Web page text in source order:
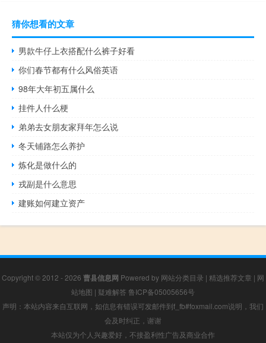
猜你想看的文章
男款牛仔上衣搭配什么裤子好看
你们春节都有什么风俗英语
98年大年初五属什么
挂件人什么梗
弟弟去女朋友家拜年怎么说
冬天铺路怎么养护
炼化是做什么的
戎副是什么意思
建账如何建立资产
Copyright © 2012 - 2026 曹县信息网 Powered by 网站分类目录 | 精选推荐文章 | 网
站地图 | 疑难解答 鲁ICP备05005656号
声明：本站内容来自互联网，如信息有错误可发邮件到f_fb#foxmail.com说明，我们
会及时纠正，谢谢
本站仅为个人兴趣爱好，不接盈利性广告及商业合作